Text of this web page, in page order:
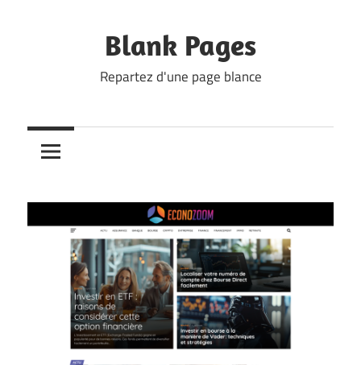
Blank Pages
Repartez d'une page blance